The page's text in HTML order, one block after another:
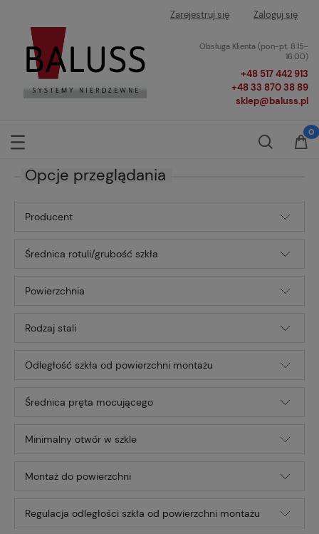
Zarejestruj się Zaloguj się
Obsługa Klienta (pon-pt. 8:15-
16:00)
+48 517 442 913
+48 33 870 38 89
sklep@baluss.pl
Opcje przeglądania
Producent
Średnica rotuli/grubość szkła
Powierzchnia
Rodzaj stali
Odległość szkła od powierzchni montażu
Średnica pręta mocującego
Minimalny otwór w szkle
Montaż do powierzchni
Regulacja odległości szkła od powierzchni montażu